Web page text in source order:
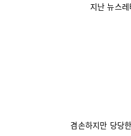
지난 뉴스레
겸손하지만 당당